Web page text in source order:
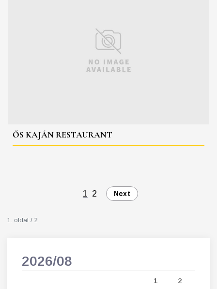
ŐS KAJÁN RESTAURANT
1 2 Next
1. oldal / 2
2026/08
1 2